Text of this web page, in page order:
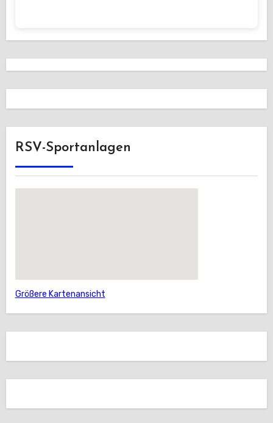
RSV-Sportanlagen
Größere Kartenansicht